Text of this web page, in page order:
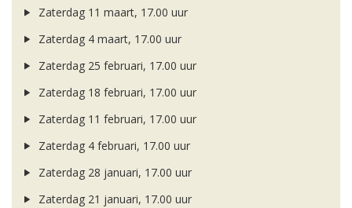
Zaterdag 11 maart, 17.00 uur
Zaterdag 4 maart, 17.00 uur
Zaterdag 25 februari, 17.00 uur
Zaterdag 18 februari, 17.00 uur
Zaterdag 11 februari, 17.00 uur
Zaterdag 4 februari, 17.00 uur
Zaterdag 28 januari, 17.00 uur
Zaterdag 21 januari, 17.00 uur